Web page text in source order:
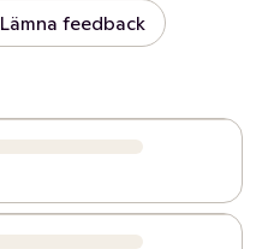
Lämna feedback